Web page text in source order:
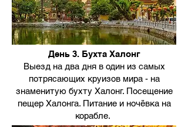
День 3. Бухта Халонг
Выезд на два дня в один из самых
потрясающих круизов мира - на
знаменитую бухту Халонг. Посещение
пещер Халонга. Питание и ночёвка на
корабле.